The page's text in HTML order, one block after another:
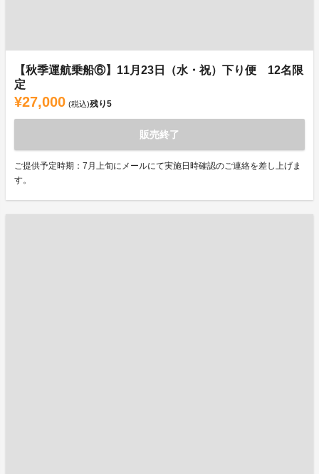
【秋季運航乗船⑥】11月23日（水・祝）下り便 12名限
定
¥27,000 (税込)残り5
販売終了
ご提供予定時期：7月上旬にメールにて実施日時確認のご連絡を差し上げま
す。